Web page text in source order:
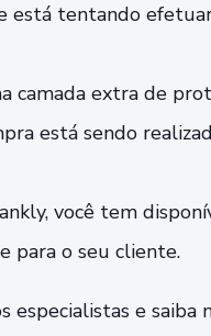
está tentando
camada extra de
está sendo
você tem
para o seu cliente.
especialistas e saiba